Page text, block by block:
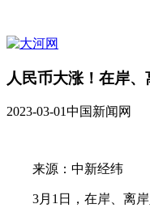
人民币大涨！在岸
2023-03-01中国新闻网
来源：中新经纬
3月1日，在岸、离岸